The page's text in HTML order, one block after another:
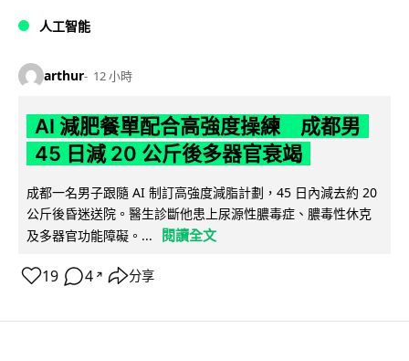
人工智能
arthur 12 小時
AI 減肥餐單配合高強度操練 成都男
45 日減 20 公斤後多器官衰竭
成都一名男子跟隨 AI 制訂高強度減脂計劃，45 日內減去約 20
公斤後昏迷送院。醫生診斷他患上尿源性膿毒症、膿毒性休克
及多器官功能障礙。...
閱讀全文
19 4 ↗ 分享